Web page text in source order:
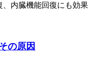
、内臓機能回復にも効果
の原因